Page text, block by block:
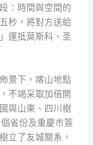
：時間與空間的
秒，將對方送給
運抵莫斯科、圣
景下，喀山地點
不竭采取加倍開
與山東、四川樹
省份及重慶市簽
立了友城關系，